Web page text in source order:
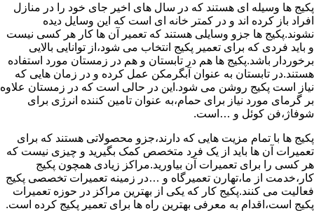
پکیج ها وسیله ای هستند که در سال های اخیر جای خود را در منازل
افراد باز کرده اند و در کمتر خانه ای است که این وسایل دیده
نشوند.پکیج ها جزو وسایلی هستند که تعمیر آن ها کار هر کسی نیست
و باید فردی که برای تعمیر پکیج انتخاب می شود،از توانایی بالایی
برخوردار باشد.پکیج ها هم در تابستان و هم در زمستان مورد استفاده
هستند.در تابستان به عنوان آبگرمکن عمل کرده و در زمان هایی که
نیاز است پکیج روشن می شود.این در حالی است که در زمستان علاوه
بر گرمای مورد نیاز برای حمام،به عنوان تامین کننده انرژی برای
شوفاژ،فن کوئل و …است.
پکیج ها با تمام مزیت هایی که دارند،جزو محصولاتی هستند که برای
تعمیرات آن ها باید از یک فرد متخصص کمک بگیرید و چیزی نیست که
هر کسی را برای تعمیرات آن بیاورید.مراکز زیادی همچون پکیج
کار،خدمت از ما،تهارن تعمیرگاه و …در زمینه تعمیرات تخصصی پکیج
فعالیت می کنند.پکیج کار که یکی از بهترین مراکز در حوزه تعمیرات
پکیج است،اقدام به معرفی بهترین راه ها برای تعمیر پکیج کرده است.